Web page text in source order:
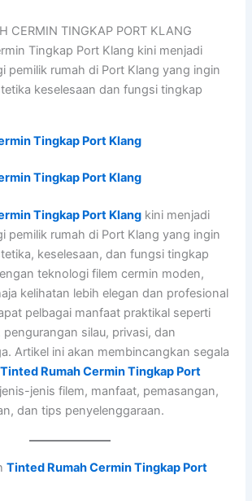
Tingkap Port Klang kini menjadi
pemilik rumah di Port Klang yang ingin
keselesaan dan fungsi tingkap
Tingkap Port Klang
Tingkap Port Klang
Tingkap Port Klang kini menjadi
pemilik rumah di Port Klang yang ingin
keselesaan, dan fungsi tingkap
teknologi filem cermin moden,
kelihatan lebih elegan dan profesional
pelbagai manfaat praktikal seperti
silau, privasi, dan
Artikel ini akan membincangkan segala
Tinted Rumah Cermin Tingkap Port
jenis filem, manfaat, pemasangan,
dan tips penyelenggaraan.
Tinted Rumah Cermin Tingkap Port